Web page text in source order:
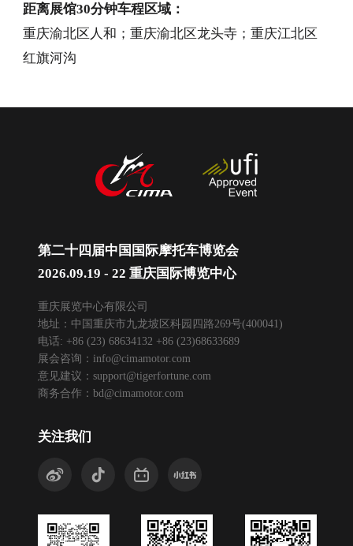
距离展馆30分钟车程区域：
重庆渝北区人和；重庆渝北区龙头寺；重庆江北区
红旗河沟
第二十四届中国国际摩托车博览会
2026.09.19 - 22 重庆国际博览中心
重庆展览中心有限公司
地址：中国重庆市九龙坡区科园四路269号(400041)
电话: +86 (23) 68634132 +86 (23)68633689
展会咨询： info@cimamotor.com
意见建议： support@tigerfortune.com
商务合作： bd@cimamotor.com
关注我们